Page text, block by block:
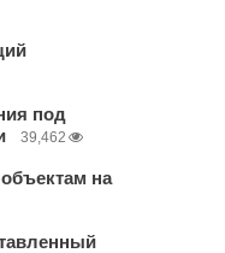
под
39,462
на